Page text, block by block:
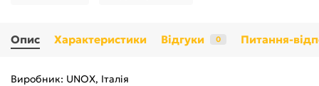
Опис Характеристики Відгуки 0 Питання-
Виробник: UNOX, Італія